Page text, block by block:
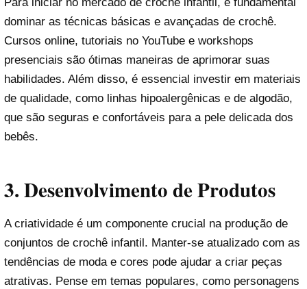
Para iniciar no mercado de crochê infantil, é fundamental
dominar as técnicas básicas e avançadas de crochê.
Cursos online, tutoriais no YouTube e workshops
presenciais são ótimas maneiras de aprimorar suas
habilidades. Além disso, é essencial investir em materiais
de qualidade, como linhas hipoalergênicas e de algodão,
que são seguras e confortáveis para a pele delicada dos
bebês.
3.Desenvolvimento de Produtos
A criatividade é um componente crucial na produção de
conjuntos de crochê infantil. Manter-se atualizado com as
tendências de moda e cores pode ajudar a criar peças
atrativas. Pense em temas populares, como personagens